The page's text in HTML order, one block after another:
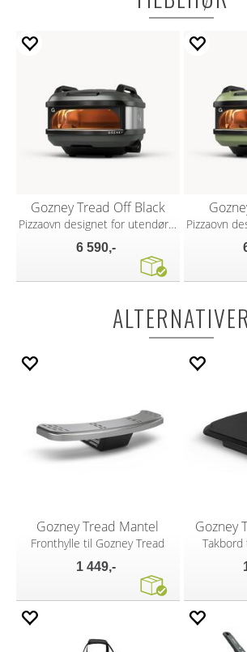
Gozney Tread Off Black
Pizzaovn designet for utendørs eventyr
6 590,-
ALTERNATIVER
Gozney Tread Mantel
Fronthylle til Gozney Tread
1 449,-
Gozney
Takbord